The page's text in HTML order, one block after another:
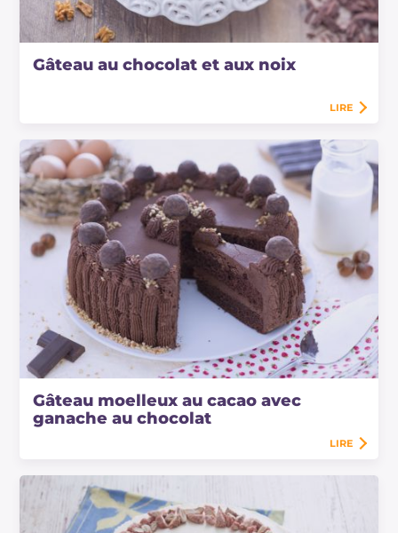
Gâteau au chocolat et aux noix
LIRE
Gâteau moelleux au cacao avec
ganache au chocolat
LIRE